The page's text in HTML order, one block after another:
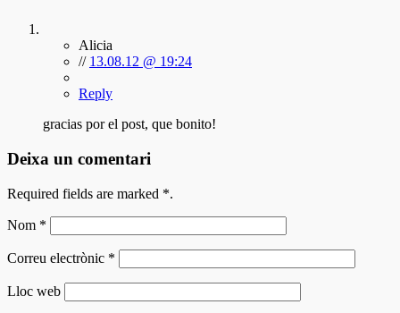
Alicia
// 13.08.12 @ 19:24
Reply
gracias por el post, que bonito!
Deixa un comentari
Required fields are marked *.
Nom *
Correu electrònic *
Lloc web